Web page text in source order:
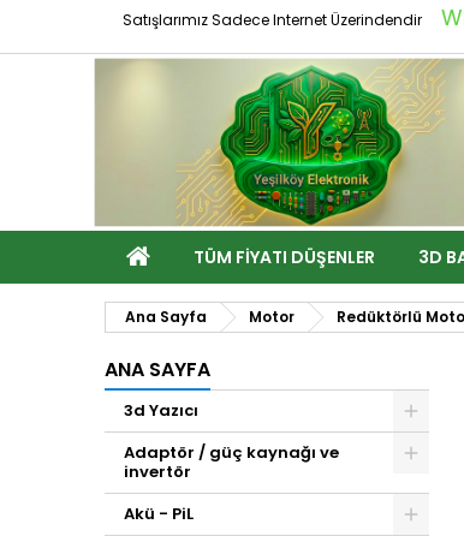
Satışlarımız Sadece Internet Üzerindendir
TÜM FIYATI DÜŞENLER 3D
Ana Sayfa Motor Redüktörlü
ANA SAYFA
3d Yazıcı
Adaptör / güç kaynağı ve
invertör
Akü - PiL